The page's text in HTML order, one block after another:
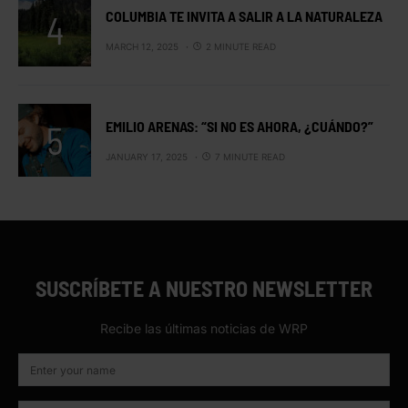
COLUMBIA TE INVITA A SALIR A LA NATURALEZA
MARCH 12, 2025 2 MINUTE READ
EMILIO ARENAS: “SI NO ES AHORA, ¿CUÁNDO?”
JANUARY 17, 2025 7 MINUTE READ
SUSCRÍBETE A NUESTRO NEWSLETTER
Recibe las últimas noticias de WRP